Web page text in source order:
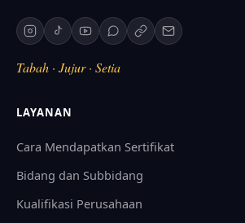
Tabah · Jujur · Setia
LAYANAN
Cara Mendapatkan Sertifikat
Bidang dan Subbidang
Kualifikasi Perusahaan